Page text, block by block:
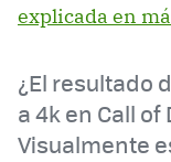
explicada en
¿El resultado
a 4k en Call
Visualmente